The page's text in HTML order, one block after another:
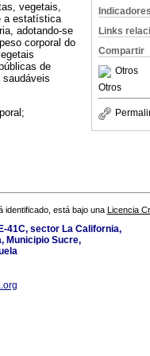
Links
Compartir
Otros
Otros
vegetais,
a estatística
adotando-se
corporal do
de
identificado, está bajo una Licencia
41C, sector La California,
Municipio Sucre,